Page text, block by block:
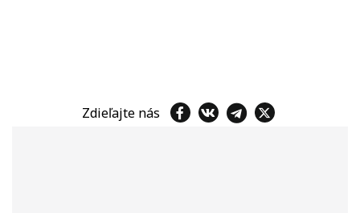
Zdieľajte nás